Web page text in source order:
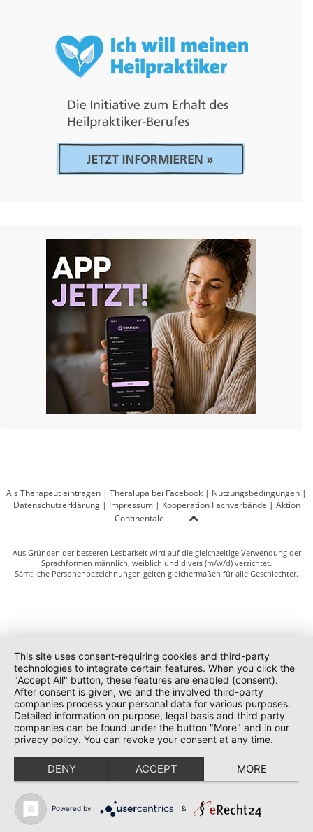
Als Therapeut eintragen | Theralupa bei Facebook | Nutzungsbedingungen |
Datenschutzerklärung| Impressum| Kooperation Fachverbände | Aktion
Continentale
Aus Gründen der besseren Lesbarkeit wird auf die gleichzeitige Verwendung der
Sprachformen männlich, weiblich und divers (m/w/d) verzichtet.
Sämtliche Personenbezeichnungen gelten gleichermaßen für alle Geschlechter.
This site uses consent-requiring cookies and third-party
technologies to integrate certain features. When you click the
"Accept All" button, these features are enabled (consent).
After consent is given, we and the involved third-party
companies process your personal data for various purposes.
Detailed information on purpose, legal basis and third party
companies can be found under the button "More" and in our
privacy policy. You can revoke your consent at any time.
DENY ACCEPT MORE
Powered by &